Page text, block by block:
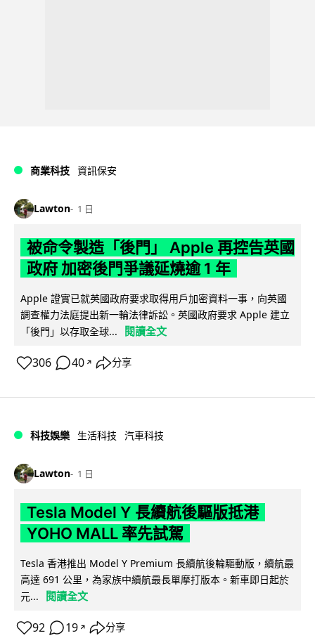
商業科技 資訊保安
Lawton 1 日
被命令製造「後門」 Apple 再控告英國
政府 加密後門爭議延燒逾 1 年
Apple 證實已就英國政府要求取得用戶加密資料一事，向英國
調查權力法庭提出新一輪法律訴訟。英國政府要求 Apple 建立
「後門」以存取全球...
閱讀全文
306 40 ↗ 分享
科技娛樂 生活科技 汽車科技
Lawton 1 日
Tesla Model Y 長續航後驅版抵港
YOHO MALL 率先試駕
Tesla 香港推出 Model Y Premium 長續航後輪驅動版，續航最
高達 691 公里，為家族中續航最長單摩打版本。新車即日起於
元...
閱讀全文
92 19 ↗ 分享